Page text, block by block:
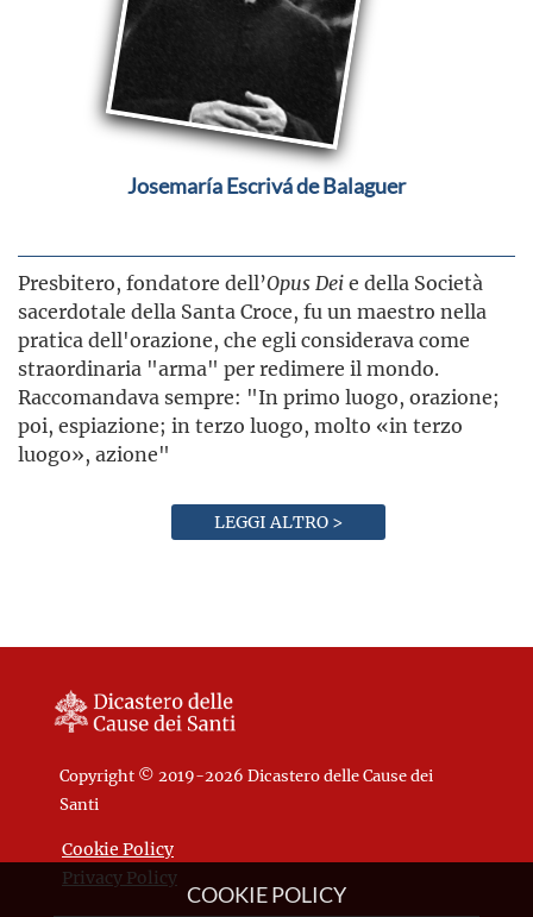
Josemaría Escrivá de Balaguer
Presbitero, fondatore dell’Opus Deie della Società
sacerdotale della Santa Croce, fu un maestro nella
pratica dell'orazione, che egli considerava come
straordinaria "arma" per redimere il mondo.
Raccomandava sempre: "In primo luogo, orazione;
poi, espiazione; in terzo luogo, molto «in terzo
luogo», azione"
LEGGI ALTRO >
Copyright © 2019-2026 Dicastero delle Cause dei
Santi
Cookie Policy
Privacy Policy
COOKIE POLICY